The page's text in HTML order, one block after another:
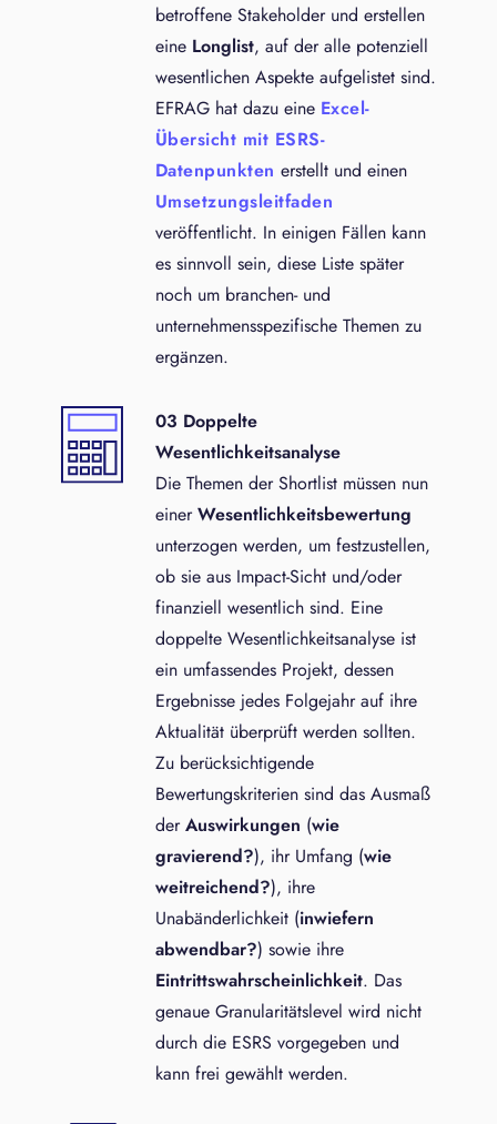
betroffene Stakeholder und erstellen
eine Longlist, auf der alle potenziell
wesentlichen Aspekte aufgelistet sind.
EFRAG hat dazu eine Excel-
Übersicht mit ESRS-
Datenpunkten erstellt und einen
Umsetzungsleitfaden
veröffentlicht. In einigen Fällen kann
es sinnvoll sein, diese Liste später
noch um branchen- und
unternehmensspezifische Themen zu
ergänzen.
03 Doppelte
Wesentlichkeitsanalyse
Die Themen der Shortlist müssen nun
einerWesentlichkeitsbewertung
unterzogen werden, um festzustellen,
ob sie aus Impact-Sicht und/oder
finanziell wesentlich sind. Eine
doppelte Wesentlichkeitsanalyse ist
ein umfassendes Projekt, dessen
Ergebnisse jedes Folgejahr auf ihre
Aktualität überprüft werden sollten.
Zu berücksichtigende
Bewertungskriterien sind das Ausmaß
derAuswirkungen (wie
gravierend?), ihr Umfang (wie
weitreichend?), ihre
Unabänderlichkeit (inwiefern
abwendbar?) sowie ihre
Eintrittswahrscheinlichkeit. Das
genaue Granularitätslevel wird nicht
durch die ESRS vorgegeben und
kann frei gewählt werden.